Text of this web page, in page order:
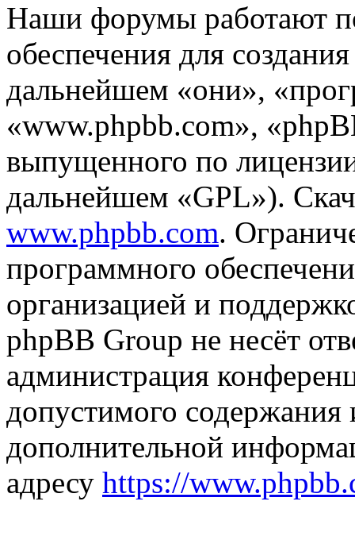
Наши форумы работают
обеспечения для
дальнейшем «они»,
«www.phpbb.com»,
выпущенного по
дальнейшем «GPL»).
www.phpbb.com.
программного
организацией и
phpBB Group не несёт
администрация
допустимого
дополнительной
адресу https://